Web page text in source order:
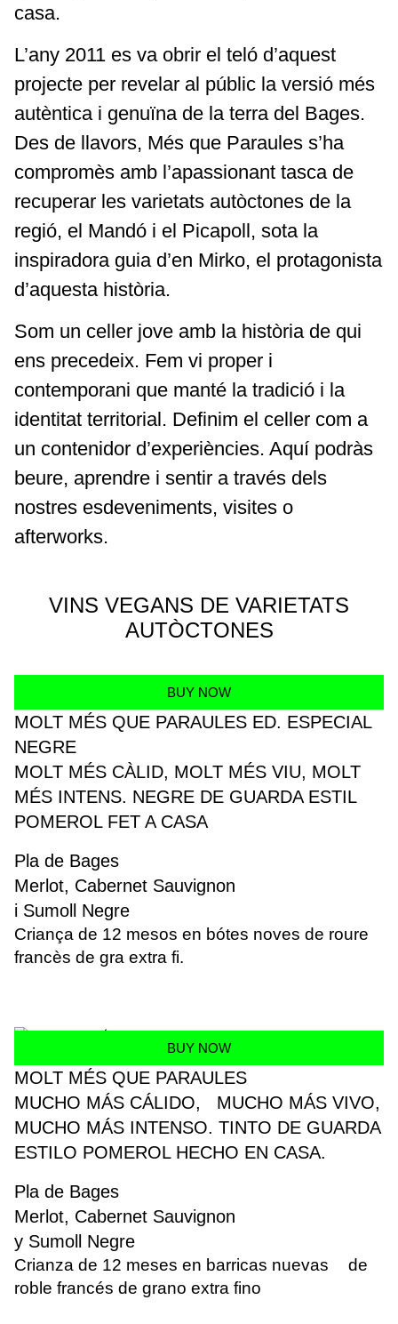
casa.
L’any 2011 es va obrir el teló d’aquest
projecte per revelar al públic la versió més
autèntica i genuïna de la terra del Bages.
Des de llavors, Més que Paraules s’ha
compromès amb l’apassionant tasca de
recuperar les varietats autòctones de la
regió, el Mandó i el Picapoll, sota la
inspiradora guia d’en Mirko, el protagonista
d’aquesta història.
Som un celler jove amb la història de qui
ens precedeix. Fem vi proper i
contemporani que manté la tradició i la
identitat territorial. Definim el celler com a
un contenidor d’experiències. Aquí podràs
beure, aprendre i sentir a través dels
nostres esdeveniments, visites o
afterworks.
VINS VEGANS DE VARIETATS
AUTÒCTONES
BUY NOW
MOLT MÉS QUE PARAULES ED. ESPECIAL
NEGRE
MOLT MÉS CÀLID, MOLT MÉS VIU, MOLT
MÉS INTENS. NEGRE DE GUARDA ESTIL
POMEROL FET A CASA
Pla de Bages
Merlot, Cabernet Sauvignon
i Sumoll Negre
Criança de 12 mesos en bótes noves de roure
francès de gra extra fi.
BUY NOW
MOLT MÉS QUE PARAULES
MUCHO MÁS CÁLIDO, MUCHO MÁS VIVO,
MUCHO MÁS INTENSO. TINTO DE GUARDA
ESTILO POMEROL HECHO EN CASA.
Pla de Bages
Merlot, Cabernet Sauvignon
y Sumoll Negre
Crianza de 12 meses en barricas nuevas de
roble francés de grano extra fino